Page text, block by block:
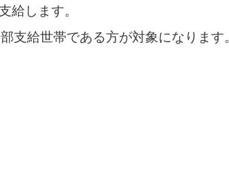
します。
給世帯である方が対象になります。